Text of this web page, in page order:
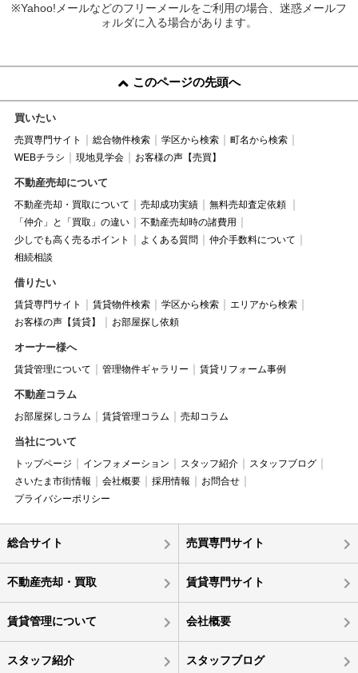
※Yahoo!メールなどのフリーメールをご利用の場合、迷惑メールフ
ォルダに入る場合があります。
このページの先頭へ
買いたい
売買専門サイト 総合物件検索 学区から検索
町名から検索
WEBチラシ
現地見学会 お客様の声【売買】
不動産売却について
不動産売却・買取について 売却成功実績
無料売却査定依頼
「仲介」と「買取」の違い
不動産売却時の諸費用
少しでも高く売るポイント
よくある質問
仲介手数料について
相続相談
借りたい
賃貸専門サイト 賃貸物件検索 学区から検索
エリアから検索
お客様の声【賃貸】
お部屋探し依頼
オーナー様へ
賃貸管理について 管理物件ギャラリー 賃貸リフォーム事例
不動産コラム
お部屋探しコラム 賃貸管理コラム 売却コラム
当社について
トップページ インフォメーション スタッフ紹介
スタッフブログ
さいたま市街情報
会社概要 採用情報
お問合せ
プライバシーポリシー
総合サイト 売買専門サイト
不動産売却・買取 賃貸専門サイト
賃貸管理について 会社概要
スタッフ紹介 スタッフブログ